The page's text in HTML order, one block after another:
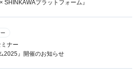
SHINKAWAプラットフォーム』
ナー
2025』開催のお知らせ